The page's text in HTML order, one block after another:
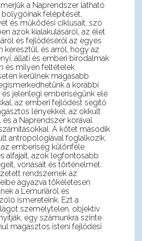
a Naprendszer látható
bolygóinak felépítését,
és működési ciklusait, szó
azok kialakulásáról, az élet
és fejlődéséről az egyes
keresztül, és arról, hogy az
állati és emberi birodalmak
és milyen feltételek
kerülnek magasabb
a korábbi
jelenlegi emberiségünk elé
az emberi fejlődést segítő
lényekkel, az okkult
és a Naprendszer korával
A kötet második
antropológiával foglalkozik,
emberiség különféle
alfajait, azok legfontosabb
vonásait és történelmét.
rendszernek az
ágyazva tökéletesen
a Lemuriáról és
ismereteink. Ezt a
személytelen, objektív
egy számunkra szinte
magasztos isteni fejlődési